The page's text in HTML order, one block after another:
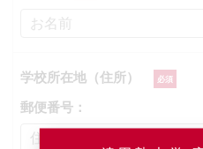
学校所在地（住所）
郵便番号：